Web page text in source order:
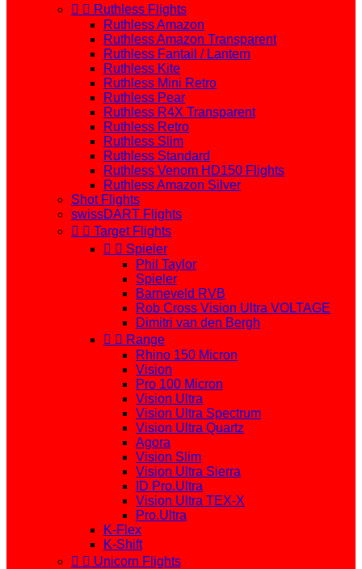
  Ruthless Flights
Ruthless Amazon
Ruthless Amazon Transparent
Ruthless Fantail / Lantern
Ruthless Kite
Ruthless Mini Retro
Ruthless Pear
Ruthless R4X Transparent
Ruthless Retro
Ruthless Slim
Ruthless Standard
Ruthless Venom HD150 Flights
Ruthless Amazon Silver
Shot Flights
swissDART Flights
  Target Flights
  Spieler
Phil Taylor
Spieler
Barneveld RVB
Rob Cross Vision Ultra VOLTAGE
Dimitri van den Bergh
  Range
Rhino 150 Micron
Vision
Pro 100 Micron
Vision Ultra
Vision Ultra Spectrum
Vision Ultra Quartz
Agora
Vision Slim
Vision Ultra Sierra
ID Pro.Ultra
Vision Ultra TEX-X
Pro.Ultra
K-Flex
K-Shift
  Unicorn Flights